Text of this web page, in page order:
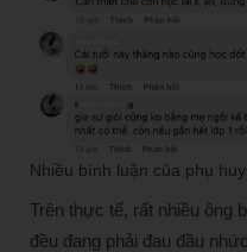
Nhiều bình luận của phụ
Trên thực tế, rất nhiều ông
đều đang phải đau đầu